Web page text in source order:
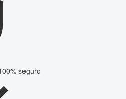
seguro